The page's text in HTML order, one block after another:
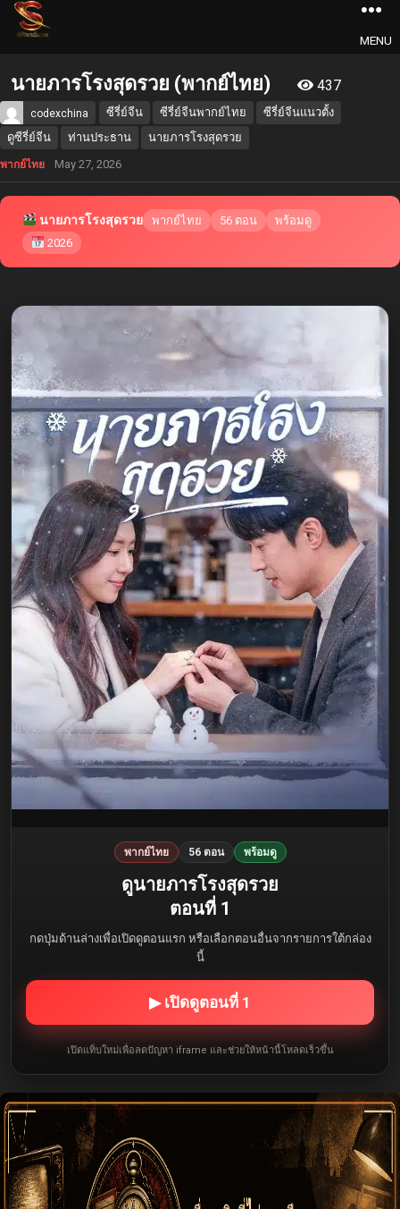
MENU
นายภารโรงสุดรวย (พากย์ไทย) 437
codexchina ซีรี่ย์จีน ซีรี่ย์จีนพากย์ไทย
ซีรี่ย์จีนแนวตั้ง
ดูซีรี่ย์จีน
ท่านประธาน นายภารโรงสุดรวย
พากย์ไทย May 27, 2026
นายภารโรงสุดรวย พากย์ไทย 56 ตอน
พร้อมดู
2026
พากย์ไทย 56 ตอน พร้อมดู
ดูนายภารโรงสุดรวย
ตอนที่ 1
กดปุ่มด้านล่างเพื่อเปิดดูตอนแรก หรือเลือกตอนอื่นจากรายการใต้กล่อง
นี้
▶ เปิดดูตอนที่ 1
เปิดแท็บใหม่เพื่อลดปัญหา iframe และช่วยให้หน้านี้โหลดเร็วขึ้น